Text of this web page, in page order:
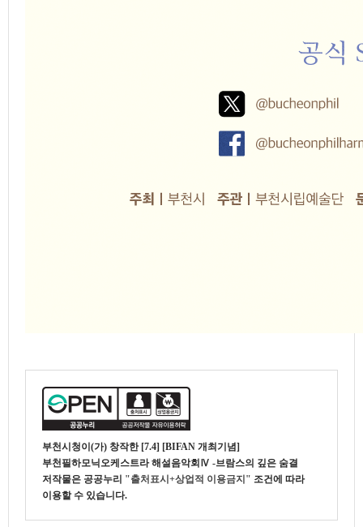
부천시청이(가) 창작한 [7.4] [BIFAN 개최기념]
부천필하모닉오케스트라 해설음악회Ⅳ -브람스의 깊은 숨결
저작물은 공공누리 "출처표시+상업적 이용금지" 조건에 따라
이용할 수 있습니다.